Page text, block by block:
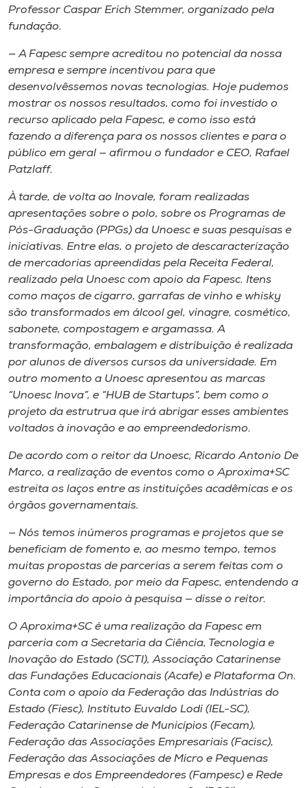
Professor Caspar Erich Stemmer, organizado pela
fundação.
— A Fapesc sempre acreditou no potencial da nossa
empresa e sempre incentivou para que
desenvolvêssemos novas tecnologias. Hoje pudemos
mostrar os nossos resultados, como foi investido o
recurso aplicado pela Fapesc, e como isso está
fazendo a diferença para os nossos clientes e para o
público em geral — afirmou o fundador e CEO, Rafael
Patzlaff.
À tarde, de volta ao Inovale, foram realizadas
apresentações sobre o polo, sobre os Programas de
Pós-Graduação (PPGs) da Unoesc e suas pesquisas e
iniciativas. Entre elas, o projeto de descaracterização
de mercadorias apreendidas pela Receita Federal,
realizado pela Unoesc com apoio da Fapesc. Itens
como maços de cigarro, garrafas de vinho e whisky
são transformados em álcool gel, vinagre, cosmético,
sabonete, compostagem e argamassa. A
transformação, embalagem e distribuição é realizada
por alunos de diversos cursos da universidade. Em
outro momento a Unoesc apresentou as marcas
“Unoesc Inova”, e “HUB de Startups”, bem como o
projeto da estrutrua que irá abrigar esses ambientes
voltados à inovação e ao empreendedorismo.
De acordo com o reitor da Unoesc, Ricardo Antonio De
Marco, a realização de eventos como o Aproxima+SC
estreita os laços entre as instituições acadêmicas e os
órgãos governamentais.
— Nós temos inúmeros programas e projetos que se
beneficiam de fomento e, ao mesmo tempo, temos
muitas propostas de parcerias a serem feitas com o
governo do Estado, por meio da Fapesc, entendendo a
importância do apoio à pesquisa — disse o reitor.
O Aproxima+SC é uma realização da Fapesc em
parceria com a Secretaria da Ciência, Tecnologia e
Inovação do Estado (SCTI), Associação Catarinense
das Fundações Educacionais (Acafe) e Plataforma On.
Conta com o apoio da Federação das Indústrias do
Estado (Fiesc), Instituto Euvaldo Lodi (IEL-SC),
Federação Catarinense de Municípios (Fecam),
Federação das Associações Empresariais (Facisc),
Federação das Associações de Micro e Pequenas
Empresas e dos Empreendedores (Fampesc) e Rede